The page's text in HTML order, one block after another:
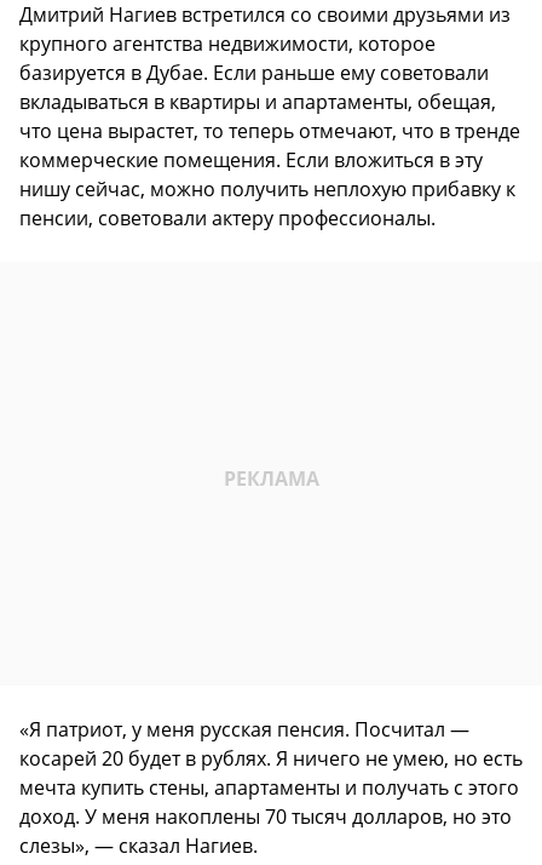
Дмитрий Нагиев встретился со своими друзьями из
крупного агентства недвижимости, которое
базируется в Дубае. Если раньше ему советовали
вкладываться в квартиры и апартаменты, обещая,
что цена вырастет, то теперь отмечают, что в тренде
коммерческие помещения. Если вложиться в эту
нишу сейчас, можно получить неплохую прибавку к
пенсии, советовали актеру профессионалы.
«Я патриот, у меня русская пенсия. Посчитал —
косарей 20 будет в рублях. Я ничего не умею, но есть
мечта купить стены, апартаменты и получать с этого
доход. У меня накоплены 70 тысяч долларов, но это
слезы», — сказал Нагиев.